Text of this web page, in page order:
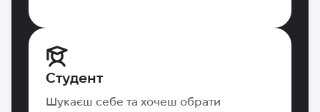
Студент
Шукаєш себе та хочеш обрати